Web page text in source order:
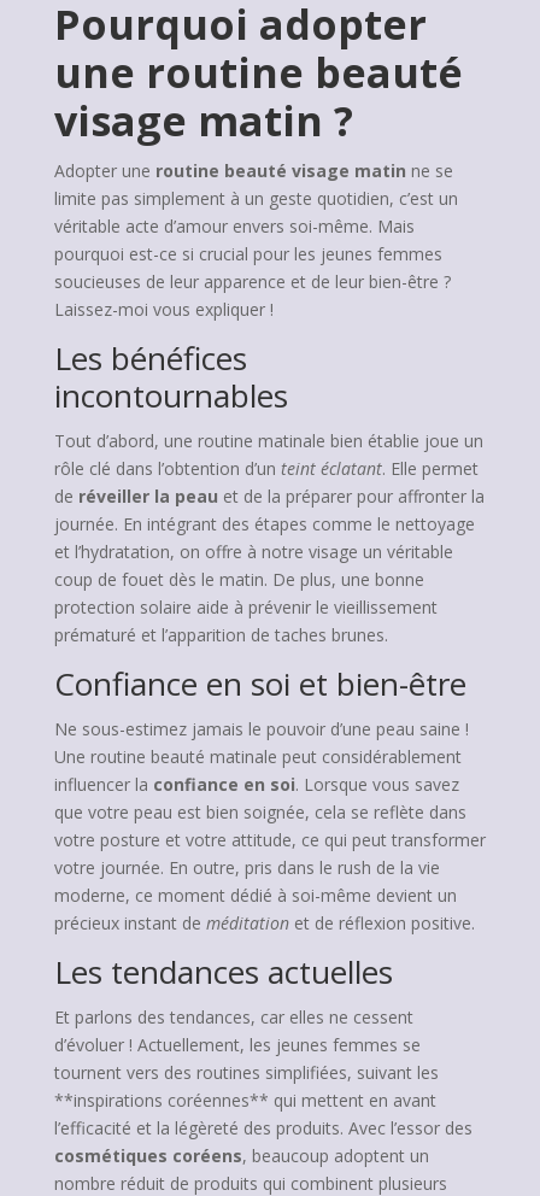
Pourquoi adopter
une routine beauté
visage matin ?
Adopter une routine beauté visage matin ne se
limite pas simplement à un geste quotidien, c’est un
véritable acte d’amour envers soi-même. Mais
pourquoi est-ce si crucial pour les jeunes femmes
soucieuses de leur apparence et de leur bien-être ?
Laissez-moi vous expliquer !
Les bénéfices
incontournables
Tout d’abord, une routine matinale bien établie joue un
rôle clé dans l’obtention d’un teint éclatant. Elle permet
de réveiller la peau et de la préparer pour affronter la
journée. En intégrant des étapes comme le nettoyage
et l’hydratation, on offre à notre visage un véritable
coup de fouet dès le matin. De plus, une bonne
protection solaire aide à prévenir le vieillissement
prématuré et l’apparition de taches brunes.
Confiance en soi et bien-être
Ne sous-estimez jamais le pouvoir d’une peau saine !
Une routine beauté matinale peut considérablement
influencer la confiance en soi. Lorsque vous savez
que votre peau est bien soignée, cela se reflète dans
votre posture et votre attitude, ce qui peut transformer
votre journée. En outre, pris dans le rush de la vie
moderne, ce moment dédié à soi-même devient un
précieux instant de méditationet de réflexion positive.
Les tendances actuelles
Et parlons des tendances, car elles ne cessent
d’évoluer ! Actuellement, les jeunes femmes se
tournent vers des routines simplifiées, suivant les
**inspirations coréennes** qui mettent en avant
l’efficacité et la légèreté des produits. Avec l’essor des
cosmétiques coréens, beaucoup adoptent un
nombre réduit de produits qui combinent plusieurs